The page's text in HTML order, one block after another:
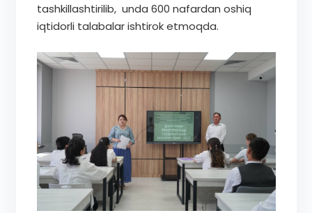
tashkillashtirilib, unda 600 nafardan oshiq
iqtidorli talabalar ishtirok etmoqda.